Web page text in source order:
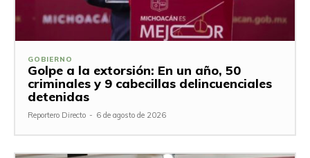
GOBIERNO
Golpe a la extorsión: En un año, 50
criminales y 9 cabecillas delincuenciales
detenidas
Reportero Directo - 6 de agosto de 2026